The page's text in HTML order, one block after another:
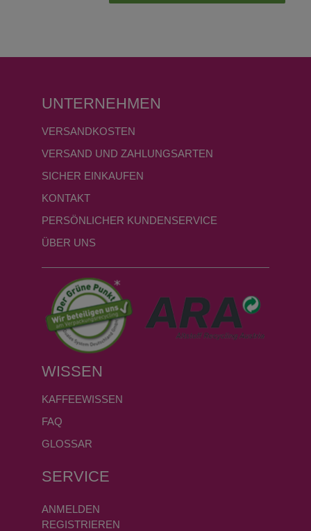
UNTERNEHMEN
VERSANDKOSTEN
VERSAND UND ZAHLUNGSARTEN
SICHER EINKAUFEN
KONTAKT
PERSÖNLICHER KUNDENSERVICE
ÜBER UNS
WISSEN
KAFFEEWISSEN
FAQ
GLOSSAR
SERVICE
ANMELDEN
REGISTRIEREN